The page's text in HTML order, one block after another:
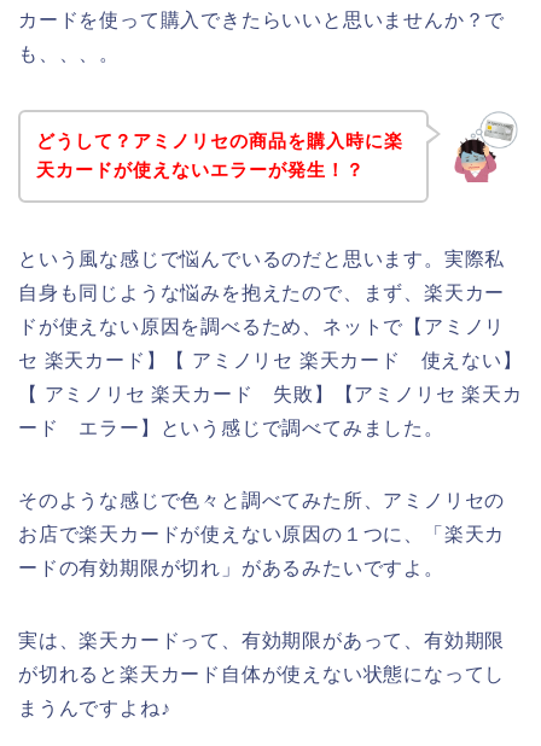
カードを使って購入できたらいいと思いませんか？で
も、、、。
どうして？アミノリセの商品を購入時に楽
天カードが使えないエラーが発生！？
という風な感じで悩んでいるのだと思います。実際私
自身も同じような悩みを抱えたので、まず、楽天カー
ドが使えない原因を調べるため、ネットで【アミノリ
セ 楽天カード】【 アミノリセ 楽天カード 使えない】
【 アミノリセ 楽天カード 失敗】【アミノリセ 楽天カ
ード エラー】という感じで調べてみました。
そのような感じで色々と調べてみた所、アミノリセの
お店で楽天カードが使えない原因の１つに、「楽天カ
ードの有効期限が切れ」があるみたいですよ。
実は、楽天カードって、有効期限があって、有効期限
が切れると楽天カード自体が使えない状態になってし
まうんですよね♪